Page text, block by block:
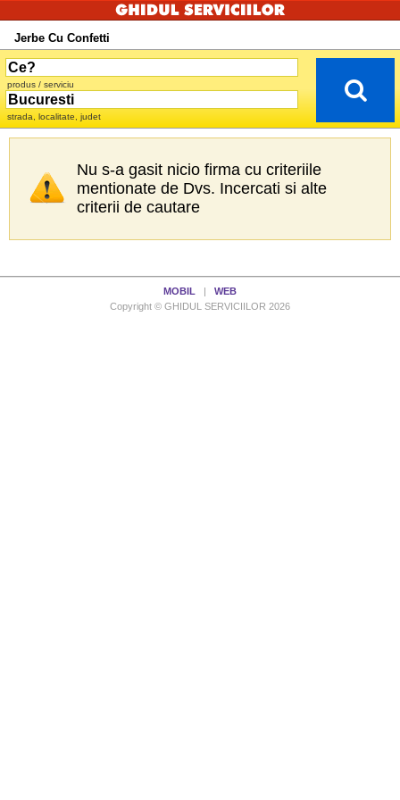
Jerbe Cu Confetti
produs / serviciu
strada, localitate, judet
Nu s-a gasit nicio firma cu criteriile
mentionate de Dvs. Incercati si alte
criterii de cautare
MOBIL
WEB
Copyright © GHIDUL SERVICIILOR 2026